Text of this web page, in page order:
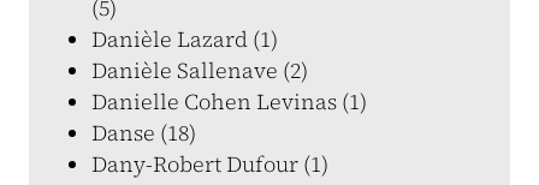
(5)
Danièle Lazard (1)
Danièle Sallenave (2)
Danielle Cohen Levinas (1)
Danse (18)
Dany-Robert Dufour (1)